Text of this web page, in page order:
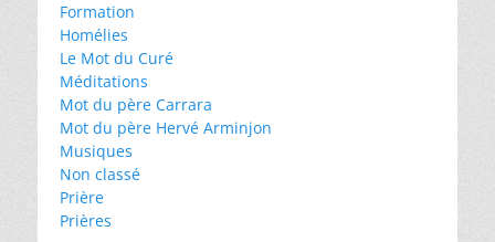
Formation
Homélies
Le Mot du Curé
Méditations
Mot du père Carrara
Mot du père Hervé Arminjon
Musiques
Non classé
Prière
Prières